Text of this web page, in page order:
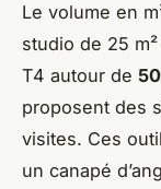
Le volume en
studio de 25
T4 autour de
proposent des
visites. Ces
un canapé